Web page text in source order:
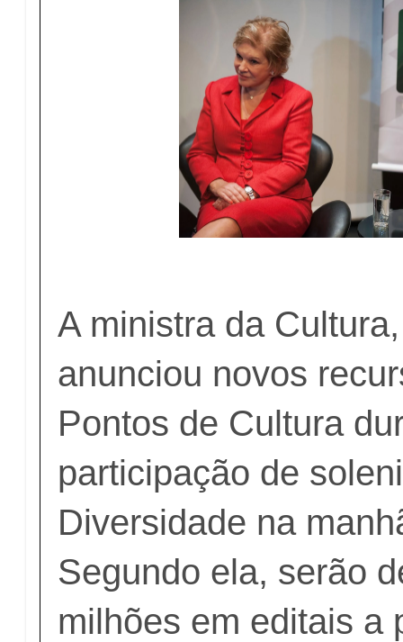
A ministra da
anunciou novos
Pontos de Cultura
participação de
Diversidade na
Segundo ela, serão
milhões em editais a